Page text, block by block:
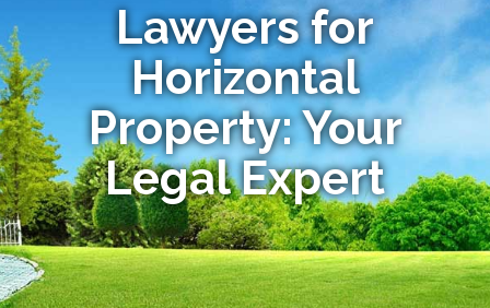
Lawyers for
Horizontal
Property: Your
Legal Expert